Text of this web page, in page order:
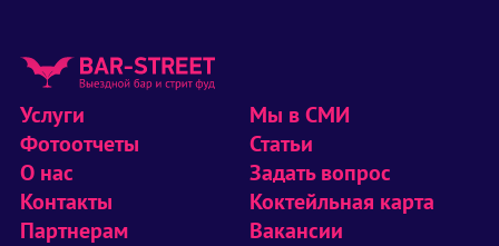
Услуги
Фотоотчеты
О нас
Контакты
Партнерам
Мы в СМИ
Статьи
Задать вопрос
Коктейльная карта
Вакансии